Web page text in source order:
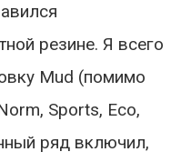
резине. Я всего
Mud (помимо
Sports, Eco,
ряд включил,